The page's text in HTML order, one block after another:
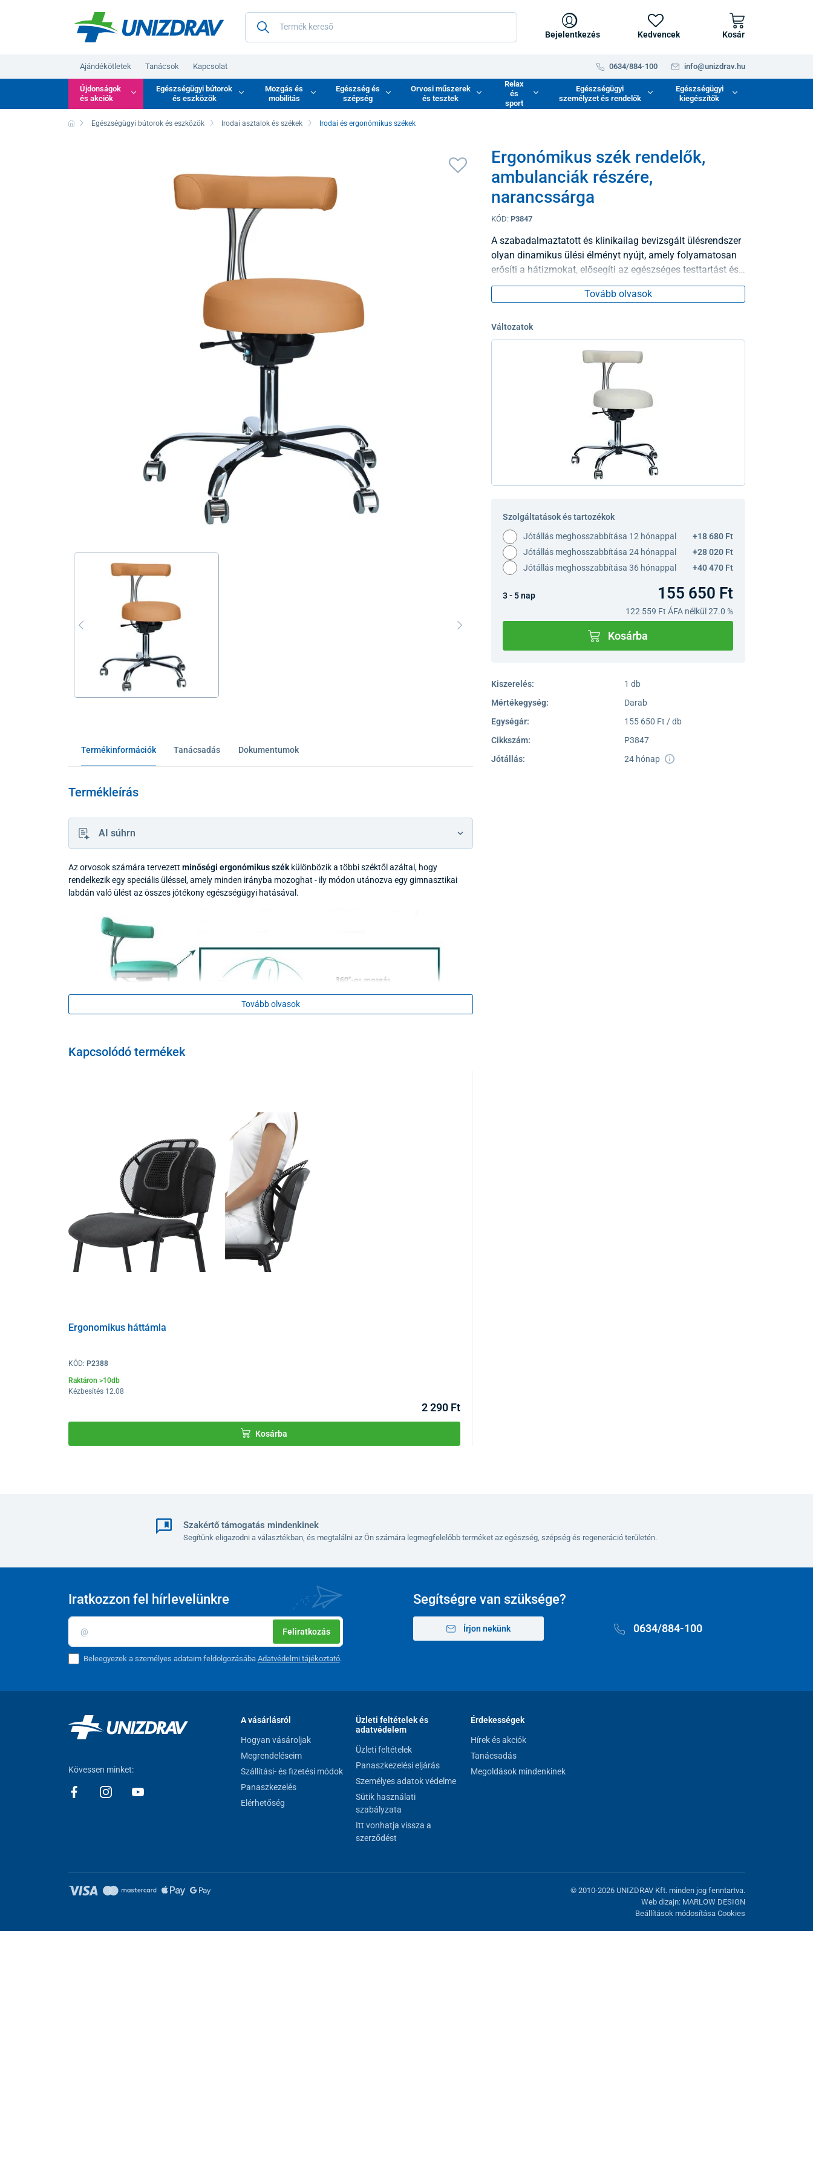
Bejelentkezés Kedvencek Kosár
Ajándékötletek Tanácsok Kapcsolat 0634/884-100 info@unizdrav.hu
Újdonságok
és akciók
Egészségügyi bútorok
és eszközök
Mozgás és
mobilitás
Egészség és
szépség
Orvosi műszerek
és tesztek
Relax
és
sport
Egészségügyi
személyzet és rendelők
Egészségügyi
kiegészítők
Egészségügyi bútorok és eszközök Irodai asztalok és székek Irodai és ergonómikus székek
Ergonómikus szék rendelők,
ambulanciák részére,
narancssárga
KÓD: P3847
A szabadalmaztatott és klinikailag bevizsgált ülésrendszer
olyan dinamikus ülési élményt nyújt, amely folyamatosan
erősíti a hátizmokat, elősegíti az egészséges testtartást és
megakadályozza a gerinc-sérüléseket.
Tovább olvasok
Változatok
Szolgáltatások és tartozékok
Jótállás meghosszabbítása 12 hónappal
+18 680 Ft
Jótállás meghosszabbítása 24 hónappal
+28 020 Ft
Jótállás meghosszabbítása 36 hónappal
+40 470 Ft
3 - 5 nap 155 650 Ft
122 559 Ft ÁFA nélkül 27.0 %
Kosárba
Kiszerelés:
1 db
Mértékegység:
Darab
Egységár:
155 650 Ft / db
Cikkszám:
P3847
Jótállás:
24 hónap
Termékinformációk Tanácsadás Dokumentumok
Termékleírás
AI súhrn
Az orvosok számára tervezett minőségi ergonómikus székkülönbözik a többi széktől azáltal, hogy
rendelkezik egy speciális üléssel, amely minden irányba mozoghat - ily módon utánozva egy gimnasztikai
labdán való ülést az összes jótékony egészségügyi hatásával.
, elősegíti az egészséges testtartást és megakadályozza a hátsérüléseket, ugyanakkor fenntartja
a Stop szempont fontosságát. Ennek köszönhetően, más székekkel ellentétben, nem kell túlterhelnie az
izmait. Ha hosszú ideig ülnie kell, vagy ha az egészsége megköveteli, bármikor megállíthatja az ülés
mozgatását. Az ülés mozgásának megállítása naponta többször (20 percig) még növeli a
Az ergonómikus szék különösen alkalmas orvosok és ülő munkát végző személyek számára.
Nem megfelelő ergonómikus szék
Pri kancelárskych stoličkách s pevným sedadlom spočíva celá hmotnosť vášho tela na chrbtici, čomôže
viesť k bolestiam v krížovej oblasti. Takéto nesprávne sedenie môže časom spôsobiť preťaženie chrbtice,
bolesti ramenných a šijových svalov a zníženie ich pohyblivosti.
A rögzített ülésű irodai székeknél a test teljes súlya a gerincre toĺ´dik, ami fájdalmat okozhat a
csökkent mozgékonyságot okozhatja.
Tovább olvasok
Kapcsolódó termékek
Ergonomikus háttámla
KÓD: P2388
Raktáron >10db
Kézbesítés 12.08
2 290 Ft
Kosárba
Szakértő támogatás mindenkinek
Segítünk eligazodni a választékban, és megtalálni az Ön számára legmegfelelőbb terméket az egészség, szépség és regeneráció területén.
Segítségre van szüksége?
Írjon nekünk 0634/884-100
Iratkozzon fel hírlevelünkre
Feliratkozás
Beleegyezek a személyes adataim feldolgozásába Adatvédelmi tájékoztató.
Kövessen minket:
A vásárlásról
Hogyan vásároljak
Megrendeléseim
Szállítási- és fizetési módok
Panaszkezelés
Elérhetőség
Üzleti feltételek és
adatvédelem
Üzleti feltételek
Panaszkezelési eljárás
Személyes adatok védelme
Sütik használati
szabályzata
Itt vonhatja vissza a
szerződést
Érdekességek
Hírek és akciók
Tanácsadás
Megoldások mindenkinek
© 2010-2026 UNIZDRAV Kft. minden jog fenntartva.
Web dizajn: MARLOW DESIGN
Beállítások módosítása Cookies